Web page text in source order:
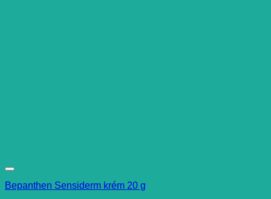
Bepanthen Sensiderm krém 20 g